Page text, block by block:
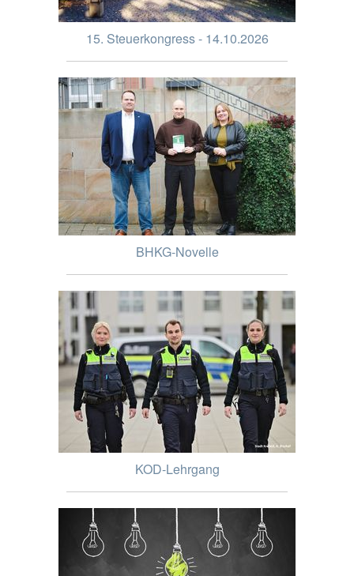
15. Steuerkongress - 14.10.2026
BHKG-Novelle
KOD-Lehrgang